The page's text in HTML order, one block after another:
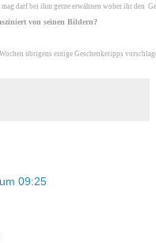
mag darf bei ihm gerne erwähnen woher ihr den
von seinen Bildern?
übrigens einige Geschenketipps
09:25